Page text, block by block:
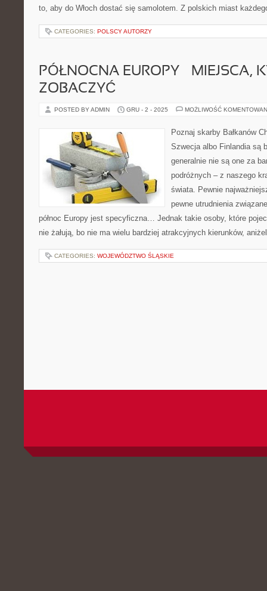
to, aby do Włoch dostać się samolotem. Z polskich miast
CATEGORIES: POLSCY AUTORZY
PÓŁNOCNA EUROPY – MIEJSCA,
ZOBACZYĆ
POSTED BY ADMIN GRU - 2 - 2025 MOŻLIWOŚĆ
Poznaj skarby Bałkanów
Szwecja albo Finlandia są
generalnie nie są one za
podróżnych – z naszego
świata. Pewnie
pewne utrudnienia
północ Europy jest specyficzna… Jednak takie osoby, które
nie żałują, bo nie ma wielu bardziej atrakcyjnych kierunków,
CATEGORIES: WOJEWÓDZTWO ŚLĄSKIE